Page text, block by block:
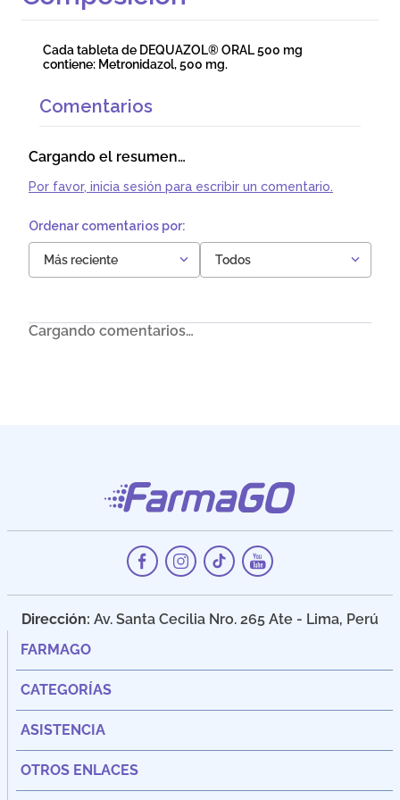
Cada tableta de DEQUAZOL® ORAL 500 mg
contiene: Metronidazol, 500 mg.
Comentarios
Cargando el resumen…
Por favor, inicia sesión para escribir un comentario.
Más reciente Todos
Cargando comentarios…
Dirección: Av. Santa Cecilia Nro. 265 Ate - Lima, Perú
FARMAGO
CATEGORÍAS
ASISTENCIA
OTROS ENLACES